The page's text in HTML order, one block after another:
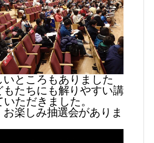
いところもありました
もたちにも解りやすい講
ただきました。
お楽しみ抽選会がありま